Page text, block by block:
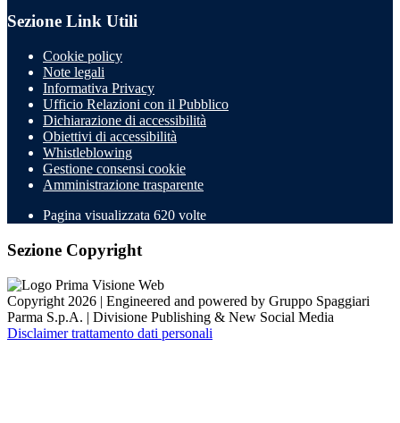
Sezione Link Utili
Cookie policy
Note legali
Informativa Privacy
Ufficio Relazioni con il Pubblico
Dichiarazione di accessibilità
Obiettivi di accessibilità
Whistleblowing
Gestione consensi cookie
Amministrazione trasparente
Pagina visualizzata 620 volte
Sezione Copyright
Copyright 2026 | Engineered and powered by Gruppo Spaggiari
Parma S.p.A. | Divisione Publishing & New Social Media
Disclaimer trattamento dati personali